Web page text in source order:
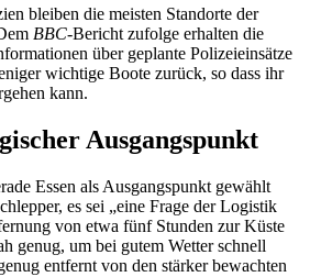
bleiben die meisten Standorte der
BBC-Bericht zufolge erhalten die
über geplante Polizeieinsätze
wichtige Boote zurück, so dass ihr
kann.
Ausgangspunkt
Essen als Ausgangspunkt gewählt
es sei „eine Frage der Logistik
von etwa fünf Stunden zur Küste
genug, um bei gutem Wetter schnell
entfernt von den stärker bewachten